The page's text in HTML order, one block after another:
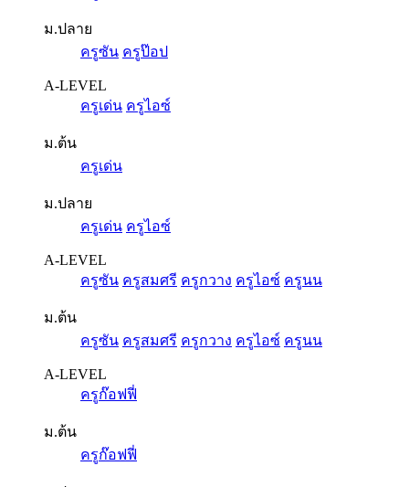
ม.ปลาย
ครูซัน ครูป๊อป
A-LEVEL
ครูเด่น ครูไอซ์
ม.ต้น
ครูเด่น
ม.ปลาย
ครูเด่น ครูไอซ์
A-LEVEL
ครูซัน ครูสมศรี ครูกวาง ครูไอซ์ ครูนน
ม.ต้น
ครูซัน ครูสมศรี ครูกวาง ครูไอซ์ ครูนน
A-LEVEL
ครูก๊อฟฟี่
ม.ต้น
ครูก๊อฟฟี่